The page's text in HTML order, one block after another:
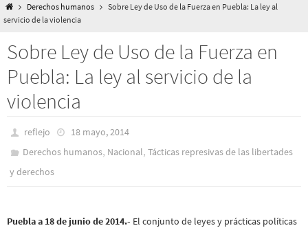
InicioDerechos humanos
Sobre Ley de Uso de la Fuerza en Puebla: La ley al
servicio de la violencia
Sobre Ley de Uso de la Fuerza en
Puebla: La ley al servicio de la
violencia
reflejo
18 mayo, 2014
Derechos humanos, Nacional,Tácticas represivas de las libertades
y derechos
Puebla a 18 de junio de 2014.- El conjunto de leyes y prácticas políticas